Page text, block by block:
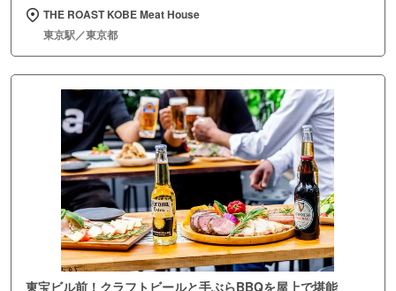
THE ROAST KOBE Meat House
東京駅／東京都
東宝ビル前！クラフトビールと手ぶらBBQを屋上で堪能